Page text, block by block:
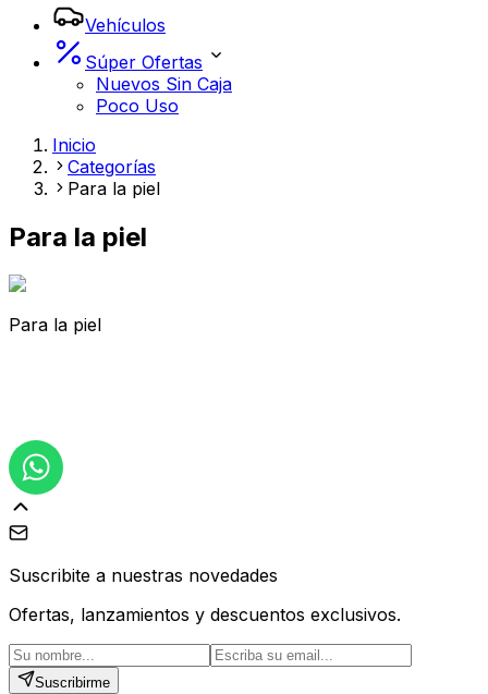
Vehículos
Súper Ofertas
Nuevos Sin Caja
Poco Uso
Inicio
Categorías
Para la piel
Para la piel
Para la piel
Suscribite a nuestras novedades
Ofertas, lanzamientos y descuentos exclusivos.
Suscribirme